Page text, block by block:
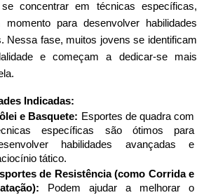
concentrar em técnicas específicas,
para desenvolver habilidades
Nessa fase, muitos jovens se identificam
e começam a dedicar-se mais
Indicadas:
e Basquete: Esportes de quadra com
específicas são ótimos para
habilidades avançadas e
tático.
de Resistência (como Corrida e
Podem ajudar a melhorar o